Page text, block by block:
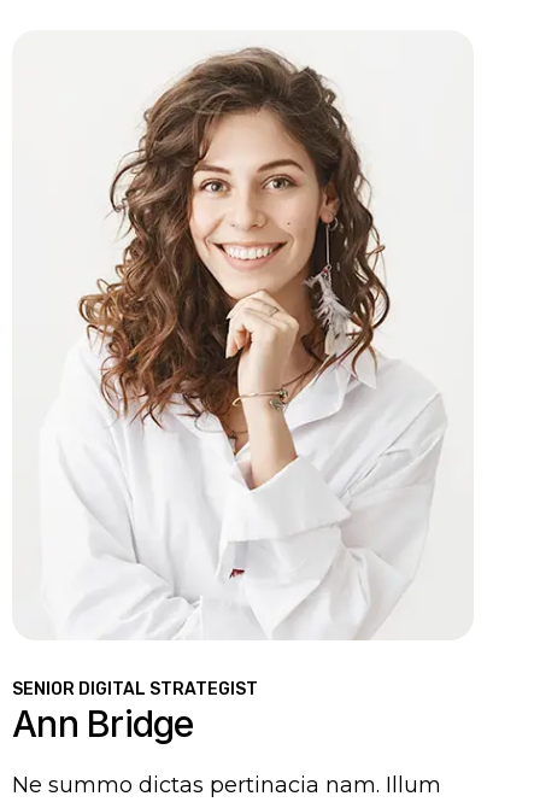
SENIOR DIGITAL STRATEGIST
Ann Bridge
Ne summo dictas pertinacia nam. Illum